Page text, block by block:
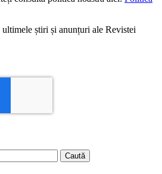
ultimele știri și anunțuri ale Revistei